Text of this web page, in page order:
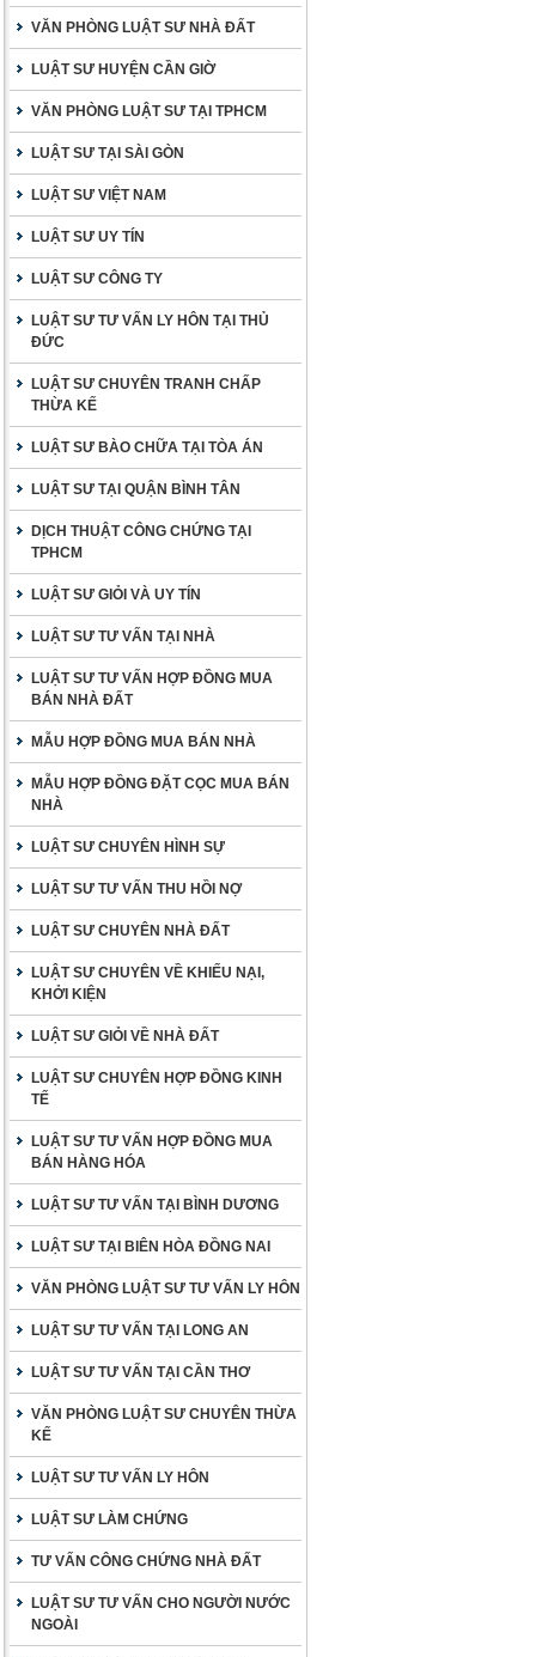
VĂN PHÒNG LUẬT SƯ NHÀ ĐẤT
LUẬT SƯ HUYỆN CẦN GIỜ
VĂN PHÒNG LUẬT SƯ TẠI TPHCM
LUẬT SƯ TẠI SÀI GÒN
LUẬT SƯ VIỆT NAM
LUẬT SƯ UY TÍN
LUẬT SƯ CÔNG TY
LUẬT SƯ TƯ VẤN LY HÔN TẠI THỦ
ĐỨC
LUẬT SƯ CHUYÊN TRANH CHẤP
THỪA KẾ
LUẬT SƯ BÀO CHỮA TẠI TÒA ÁN
LUẬT SƯ TẠI QUẬN BÌNH TÂN
DỊCH THUẬT CÔNG CHỨNG TẠI
TPHCM
LUẬT SƯ GIỎI VÀ UY TÍN
LUẬT SƯ TƯ VẤN TẠI NHÀ
LUẬT SƯ TƯ VẤN HỢP ĐỒNG MUA
BÁN NHÀ ĐẤT
MẪU HỢP ĐỒNG MUA BÁN NHÀ
MẪU HỢP ĐỒNG ĐẶT CỌC MUA BÁN
NHÀ
LUẬT SƯ CHUYÊN HÌNH SỰ
LUẬT SƯ TƯ VẤN THU HỒI NỢ
LUẬT SƯ CHUYÊN NHÀ ĐẤT
LUẬT SƯ CHUYÊN VỀ KHIẾU NẠI,
KHỞI KIỆN
LUẬT SƯ GIỎI VỀ NHÀ ĐẤT
LUẬT SƯ CHUYÊN HỢP ĐỒNG KINH
TẾ
LUẬT SƯ TƯ VẤN HỢP ĐỒNG MUA
BÁN HÀNG HÓA
LUẬT SƯ TƯ VẤN TẠI BÌNH DƯƠNG
LUẬT SƯ TẠI BIÊN HÒA ĐỒNG NAI
VĂN PHÒNG LUẬT SƯ TƯ VẤN LY HÔN
LUẬT SƯ TƯ VẤN TẠI LONG AN
LUẬT SƯ TƯ VẤN TẠI CẦN THƠ
VĂN PHÒNG LUẬT SƯ CHUYÊN THỪA
KẾ
LUẬT SƯ TƯ VẤN LY HÔN
LUẬT SƯ LÀM CHỨNG
TƯ VẤN CÔNG CHỨNG NHÀ ĐẤT
LUẬT SƯ TƯ VẤN CHO NGƯỜI NƯỚC
NGOÀI